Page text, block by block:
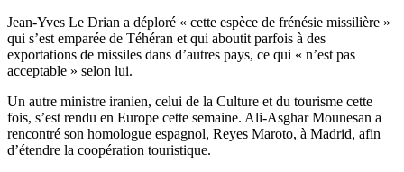
Jean-Yves Le Drian a déploré « cette espèce de frénésie missilière »
qui s’est emparée de Téhéran et qui aboutit parfois à des
exportations de missiles dans d’autres pays, ce qui « n’est pas
acceptable » selon lui.
Un autre ministre iranien, celui de la Culture et du tourisme cette
fois, s’est rendu en Europe cette semaine. Ali-Asghar Mounesan a
rencontré son homologue espagnol, Reyes Maroto, à Madrid, afin
d’étendre la coopération touristique.